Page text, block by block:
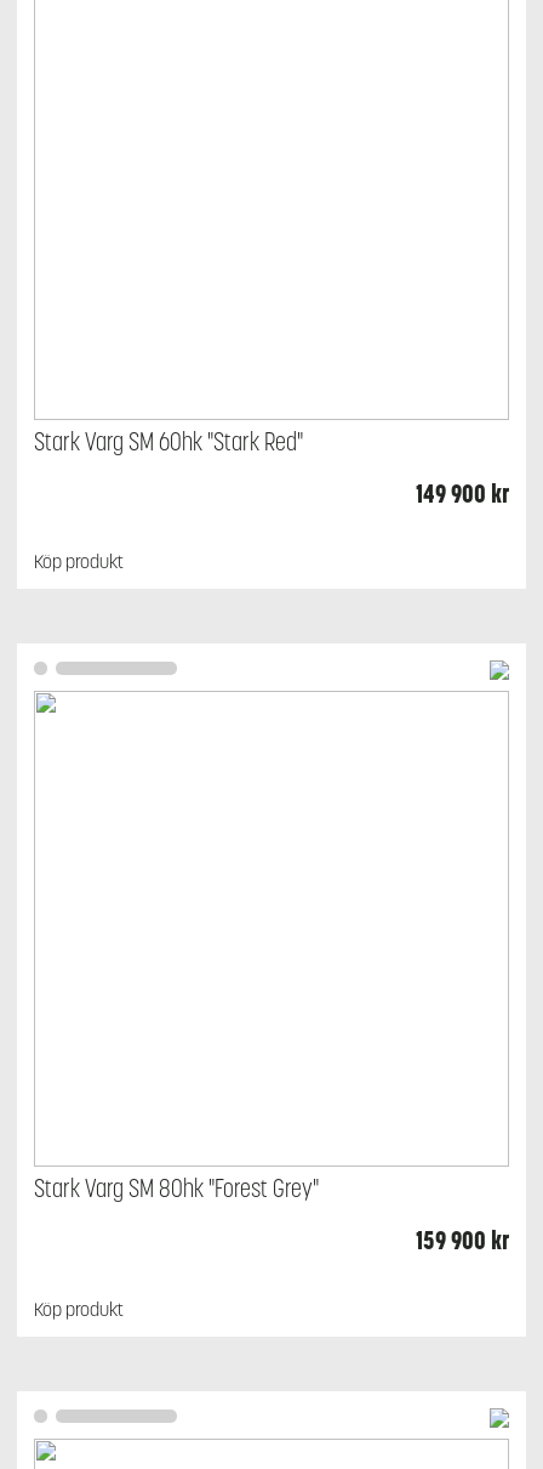
Stark Varg SM 60hk "Stark Red"
149 900 kr
Köp produkt
Stark Varg SM 80hk "Forest Grey"
159 900 kr
Köp produkt